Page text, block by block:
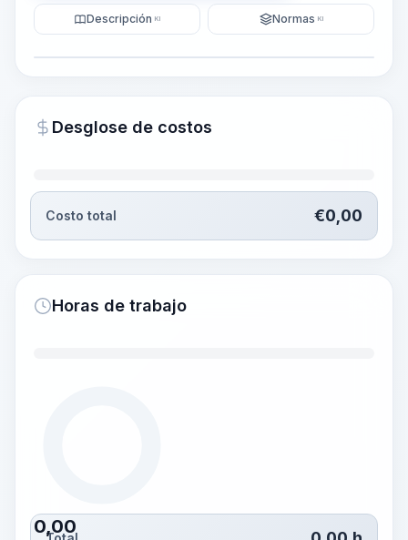
~15-30 Sek.
Descripción KI Normas KI
Desglose de costos
Costo total €0,00
Horas de trabajo
0,00